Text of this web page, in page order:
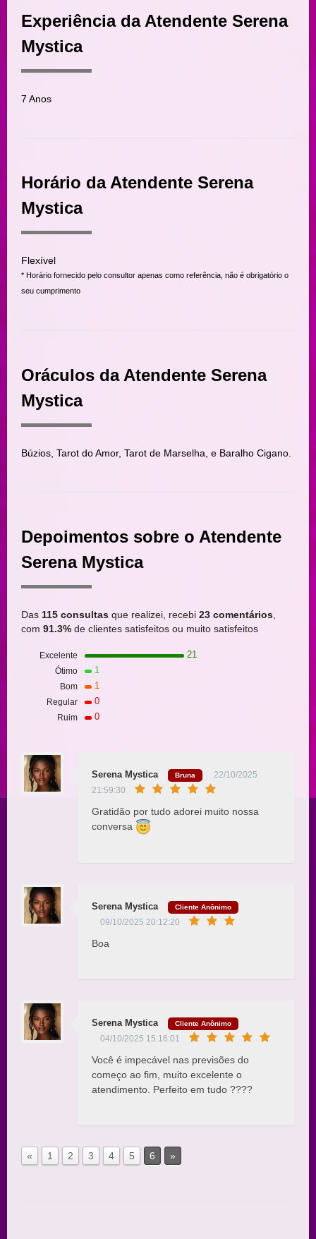
Experiência da Atendente Serena
Mystica
7 Anos
Horário da Atendente Serena
Mystica
Flexível
* Horário fornecido pelo consultor apenas como referência, não é obrigatório o
seu cumprimento
Oráculos da Atendente Serena
Mystica
Búzios, Tarot do Amor, Tarot de Marselha, e Baralho Cigano.
Depoimentos sobre o Atendente
Serena Mystica
Das 115 consultas que realizei, recebi 23 comentários
com 91.3% de clientes satisfeitos ou muito satisfeitos
Excelente 21
Ótimo 1
Bom 1
Regular 0
Ruim 0
Serena Mystica Bruna
22/10/2025
21:59:30
Gratidão por tudo adorei muito nossa
conversa
Serena Mystica Cliente Anônimo
09/10/2025 20:12:20
Boa
Serena Mystica Cliente Anônimo
04/10/2025 15:16:01
Você é impecável nas previsões do
começo ao fim, muito excelente o
atendimento. Perfeito em tudo ????
« 1 2 3 4 5 6 »